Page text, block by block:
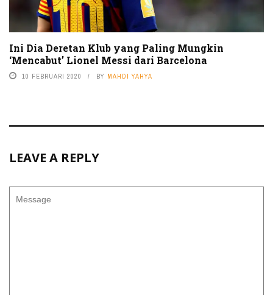
Ini Dia Deretan Klub yang Paling Mungkin
‘Mencabut’ Lionel Messi dari Barcelona
10 FEBRUARI 2020 BY MAHDI YAHYA
LEAVE A REPLY